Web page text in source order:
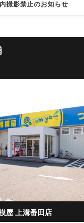
撮影禁止のお知らせ
屋 上溝番田店